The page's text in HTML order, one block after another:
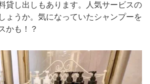
貸し出しもあります。人気サービスの
ょうか。気になっていたシャンプーを
かも！？